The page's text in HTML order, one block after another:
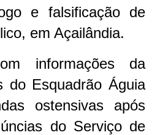
e falsificação de
em Açailândia.
informações da
do Esquadrão Águia
ostensivas após
do Serviço de